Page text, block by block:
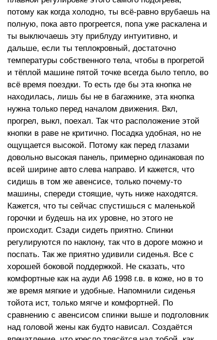
потому как когда холодно, ты всё-равно врубаешь на
полную, пока авто прогреется, попа уже раскалена и
ты выключаешь эту приблуду интуитивно, и
дальше, если ты теплокровный, достаточно
температуры собственного тела, чтобы в прогретой
и тёплой машине пятой точке всегда было тепло, во
всё время поездки. То есть где бы эта кнопка не
находилась, лишь бы не в багажнике, эта кнопка
нужна только перед началом движения. Вкл,
прогрел, выкл, поехал. Так что расположение этой
кнопки в раве не критично. Посадка удобная, но не
ощущается высокой. Потому как перед глазами
довольно высокая панель, примерно одинаковая по
всей ширине авто слева направо. И кажется, что
сидишь в том же авенсисе, только почему-то
машины, спереди стоящие, чуть ниже находятся.
Кажется, что ты сейчас спустишься с маленькой
горочки и будешь на их уровне, но этого не
происходит. Сзади сидеть приятно. Спинки
регулируются по наклону, так что в дороге можно и
поспать. Так же приятно удивили сиденья. Все с
хорошей боковой поддержкой. Не сказать, что
комфортные как на ауди А6 1998 г.в. в коже, но в то
же время мягкие и удобные. Напомнили сиденья
тойота ист, только мягче и комфортней. По
сравнению с авенсисом спинки выше и подголовник
над головой жены как будто нависал. Создаётся